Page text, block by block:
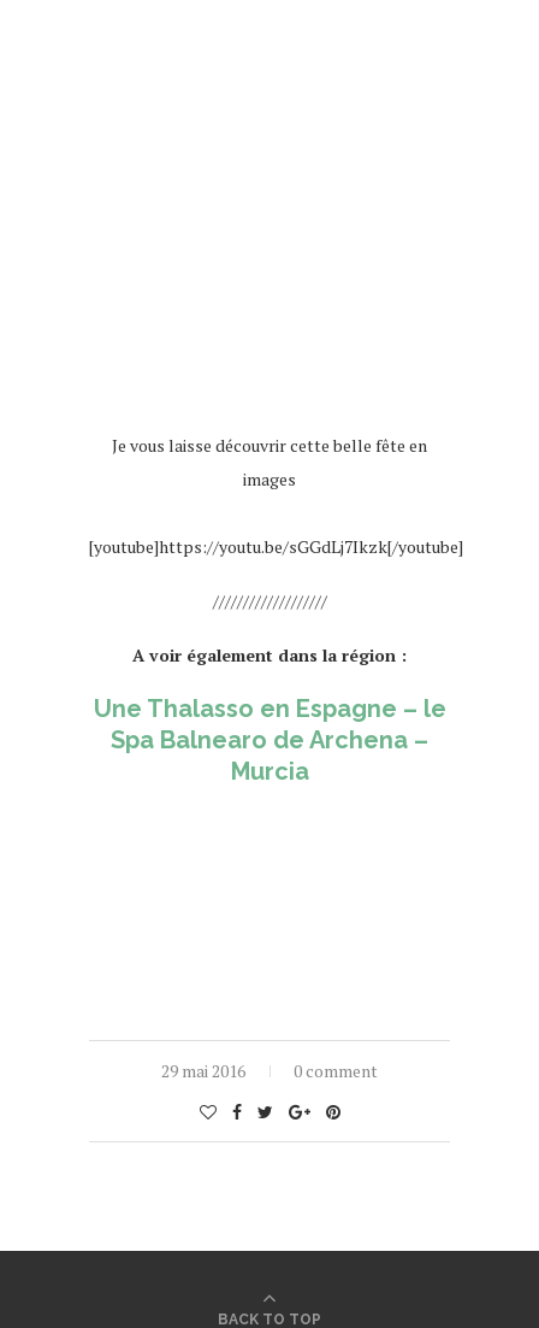
Je vous laisse découvrir cette belle fête en
images
[youtube]https://youtu.be/sGGdLj7Ikzk[/youtube]
///////////////////
A voir également dans la région :
Une Thalasso en Espagne – le
Spa Balnearo de Archena –
Murcia
29 mai 2016 0 comment
BACK TO TOP